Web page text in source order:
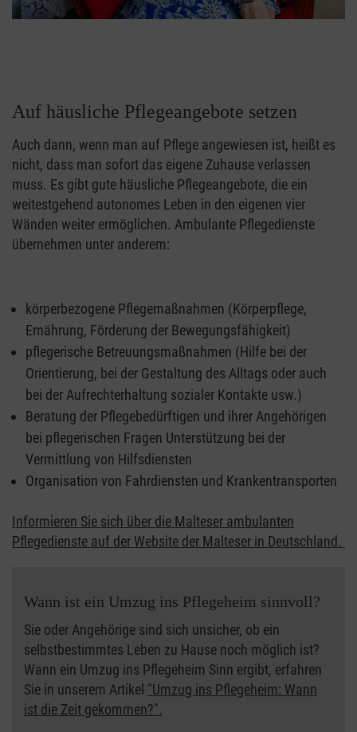
Auf häusliche Pflegeangebote setzen
Auch dann, wenn man auf Pflege angewiesen ist, heißt es
nicht, dass man sofort das eigene Zuhause verlassen
muss. Es gibt gute häusliche Pflegeangebote, die ein
weitestgehend autonomes Leben in den eigenen vier
Wänden weiter ermöglichen. Ambulante Pflegedienste
übernehmen unter anderem:
körperbezogene Pflegemaßnahmen (Körperpflege,
Ernährung, Förderung der Bewegungsfähigkeit)
pflegerische Betreuungsmaßnahmen (Hilfe bei der
Orientierung, bei der Gestaltung des Alltags oder auch
bei der Aufrechterhaltung sozialer Kontakte usw.)
Beratung der Pflegebedürftigen und ihrer Angehörigen
bei pflegerischen Fragen Unterstützung bei der
Vermittlung von Hilfsdiensten
Organisation von Fahrdiensten und Krankentransporten
Informieren Sie sich über die Malteser ambulanten
Pflegedienste auf der Website der Malteser in Deutschland.
Wann ist ein Umzug ins Pflegeheim sinnvoll?
Sie oder Angehörige sind sich unsicher, ob ein
selbstbestimmtes Leben zu Hause noch möglich ist?
Wann ein Umzug ins Pflegeheim Sinn ergibt, erfahren
Sie in unserem Artikel "Umzug ins Pflegeheim: Wann
ist die Zeit gekommen?".